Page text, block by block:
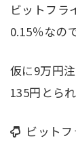
ビットフラ
0.15％なので
仮に9万円
135円とら
ビットフ